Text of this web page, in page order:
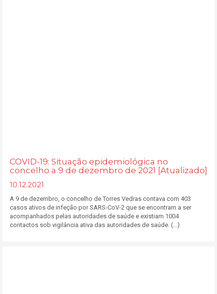
COVID-19: Situação epidemiológica no
concelho a 9 de dezembro de 2021 [Atualizado]
10.12.2021
A 9 de dezembro, o concelho de Torres Vedras contava com 403
casos ativos de infeção por SARS-CoV-2 que se encontram a ser
acompanhados pelas autoridades de saúde e existiam 1004
contactos sob vigilância ativa das autoridades de saúde. (...)